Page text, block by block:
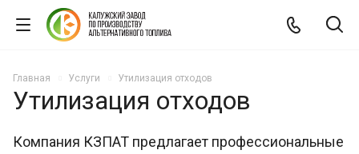
Главная Услуги Утилизация отходов
Утилизация отходов
Компания КЗПАТ предлагает профессиональные